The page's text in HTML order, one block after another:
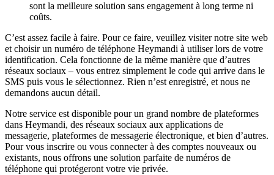
sont la meilleure solution sans engagement à long terme ni
coûts.
C’est assez facile à faire. Pour ce faire, veuillez visiter notre site web
et choisir un numéro de téléphone Heymandi à utiliser lors de votre
identification. Cela fonctionne de la même manière que d’autres
réseaux sociaux – vous entrez simplement le code qui arrive dans le
SMS puis vous le sélectionnez. Rien n’est enregistré, et nous ne
demandons aucun détail.
Notre service est disponible pour un grand nombre de plateformes
dans Heymandi, des réseaux sociaux aux applications de
messagerie, plateformes de messagerie électronique, et bien d’autres.
Pour vous inscrire ou vous connecter à des comptes nouveaux ou
existants, nous offrons une solution parfaite de numéros de
téléphone qui protégeront votre vie privée.